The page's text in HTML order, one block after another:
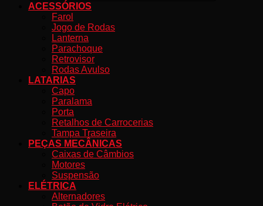
ACESSÓRIOS
Farol
Jogo de Rodas
Lanterna
Parachoque
Retrovisor
Rodas Avulso
LATARIAS
Capo
Paralama
Porta
Retalhos de Carrocerias
Tampa Traseira
PEÇAS MECÂNICAS
Caixas de Câmbios
Motores
Suspensão
ELÉTRICA
Alternadores